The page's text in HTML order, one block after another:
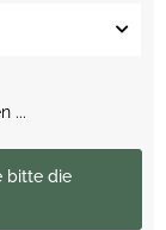
bitte die
...